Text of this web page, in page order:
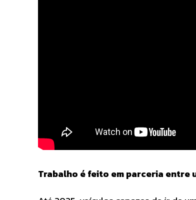
Trabalho é feito em parceria entre